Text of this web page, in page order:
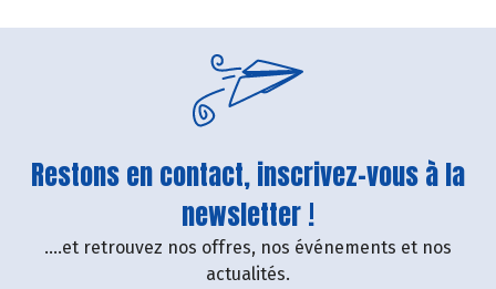
Restons en contact, inscrivez-vous à la
newsletter !
....et retrouvez nos offres, nos événements et nos
actualités.